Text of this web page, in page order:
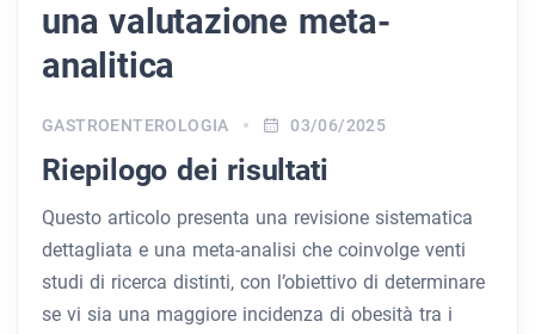
una valutazione meta-
analitica
GASTROENTEROLOGIA 03/06/2025
Riepilogo dei risultati
Questo articolo presenta una revisione sistematica
dettagliata e una meta-analisi che coinvolge venti
studi di ricerca distinti, con l’obiettivo di determinare
se vi sia una maggiore incidenza di obesità tra i